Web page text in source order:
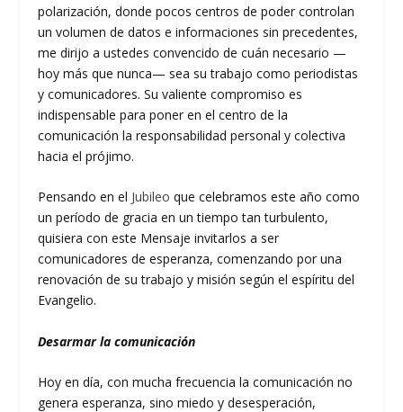
polarización, donde pocos centros de poder controlan
un volumen de datos e informaciones sin precedentes,
me dirijo a ustedes convencido de cuán necesario —
hoy más que nunca— sea su trabajo como periodistas
y comunicadores. Su valiente compromiso es
indispensable para poner en el centro de la
comunicación la responsabilidad personal y colectiva
hacia el prójimo.
Pensando en el Jubileo que celebramos este año como
un período de gracia en un tiempo tan turbulento,
quisiera con este Mensaje invitarlos a ser
comunicadores de esperanza, comenzando por una
renovación de su trabajo y misión según el espíritu del
Evangelio.
Desarmar la comunicación
Hoy en día, con mucha frecuencia la comunicación no
genera esperanza, sino miedo y desesperación,